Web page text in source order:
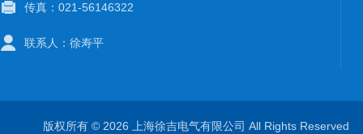
传真：021-56146322
联系人：徐寿平
版权所有 © 2026 上海徐吉电气有限公司 All Rights